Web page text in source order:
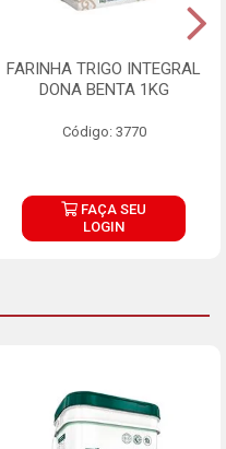
FARINHA TRIGO INTEGRAL
DONA BENTA 1KG
Código: 3770
FAÇA SEU
LOGIN